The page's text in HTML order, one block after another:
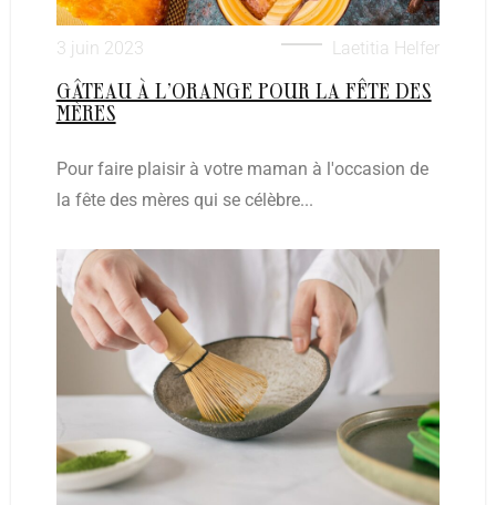
3 juin 2023 Laetitia Helfer
GÂTEAU À L’ORANGE POUR LA FÊTE DES
MÈRES
Pour faire plaisir à votre maman à l'occasion de
la fête des mères qui se célèbre...